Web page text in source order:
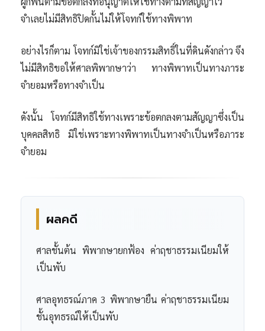
จำเลยไม่มีสิทธิปิดกั้นไม่ให้โจทก์ใช้ทางพิพาท
อย่างไรก็ตาม โจทก์มิใช่เจ้าของกรรมสิทธิ์ในที่ดินดังกล่าว จึง
ไม่มีสิทธิขอให้ศาลพิพากษาว่า ทางพิพาทเป็นทางภาระ
จำยอมหรือทางจำเป็น
ดังนั้น โจทก์มีสิทธิใช้ทางเพราะข้อตกลงตามสัญญาซึ่งเป็น
บุคคลสิทธิ มิใช่เพราะทางพิพาทเป็นทางจำเป็นหรือภาระ
จำยอม
ผลคดี
ศาลชั้นต้น พิพากษายกฟ้อง ค่าฤชาธรรมเนียมให้
เป็นพับ
ศาลอุทธรณ์ภาค 3 พิพากษายืน ค่าฤชาธรรมเนียม
ชั้นอุทธรณ์ให้เป็นพับ